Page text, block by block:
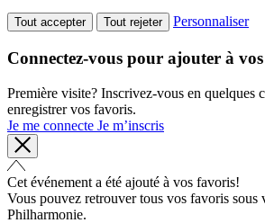
Tout accepter Tout rejeter Personnaliser
Connectez-vous pour ajouter à
Première visite? Inscrivez-vous en quelques
enregistrer vos favoris.
Je me connecte Je m’inscris
Cet événement a été ajouté à vos favoris!
Vous pouvez retrouver tous vos favoris sous
Philharmonie.